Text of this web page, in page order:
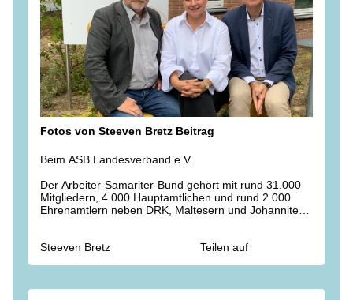
Fotos von Steeven Bretz Beitrag
Beim ASB Landesverband e.V.
Der Arbeiter-Samariter-Bund gehört mit rund 31.000
Mitgliedern, 4.000 Hauptamtlichen und rund 2.000
Ehrenamtlern neben DRK, Maltesern und Johannitern
über Pflege, Gesundheit, Ehrenamt, Rettungsdienst
Steeven Bretz Teilen auf